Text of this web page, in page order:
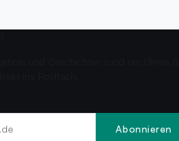
Abonnieren